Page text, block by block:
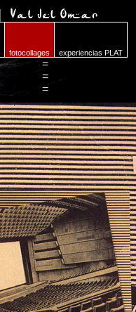
fotocollages experiencias PLAT
=
=
=